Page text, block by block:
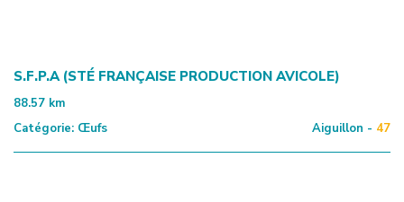
S.F.P.A (STÉ FRANÇAISE PRODUCTION AVICOLE)
88.57 km
Catégorie: Œufs Aiguillon - 47